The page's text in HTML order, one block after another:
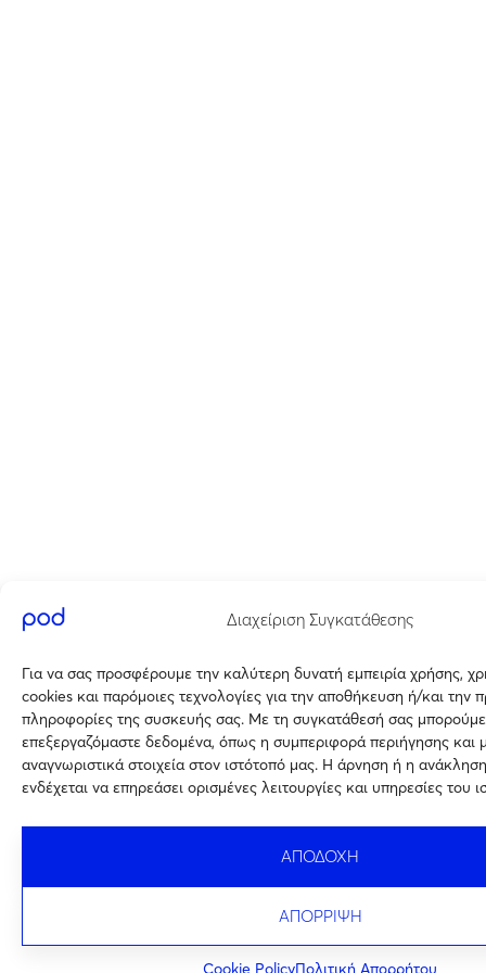
Διαχείριση Συγκατάθεσης
Για να σας προσφέρουμε την καλύτερη δυνατή εμπειρία χρήσης,
cookies και παρόμοιες τεχνολογίες για την αποθήκευση ή/και την
πληροφορίες της συσκευής σας. Με τη συγκατάθεσή σας
επεξεργαζόμαστε δεδομένα, όπως η συμπεριφορά περιήγησης και
αναγνωριστικά στοιχεία στον ιστότοπό μας. Η άρνηση ή η
ενδέχεται να επηρεάσει ορισμένες λειτουργίες και υπηρεσίες του
ΑΠΟΔΟΧΗ
ΑΠΟΡΡΙΨΗ
Cookie PolicyΠολιτική Απορρήτου